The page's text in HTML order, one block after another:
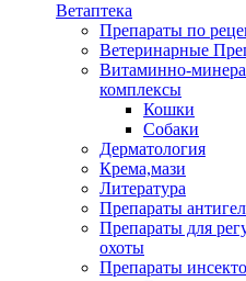
Ветаптека
Препараты по
Ветеринарные
Витаминно-
комплексы
Кошки
Собаки
Дерматология
Крема,мази
Литература
Препараты
Препараты для
охоты
Препараты